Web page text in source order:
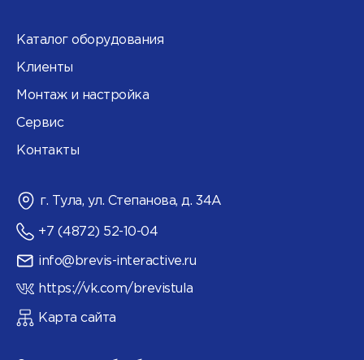
Каталог оборудования
Клиенты
Монтаж и настройка
Сервис
Контакты
г. Тула, ул. Степанова, д. 34А
+7 (4872) 52-10-04
info@brevis-interactive.ru
https://vk.com/brevistula
Карта сайта